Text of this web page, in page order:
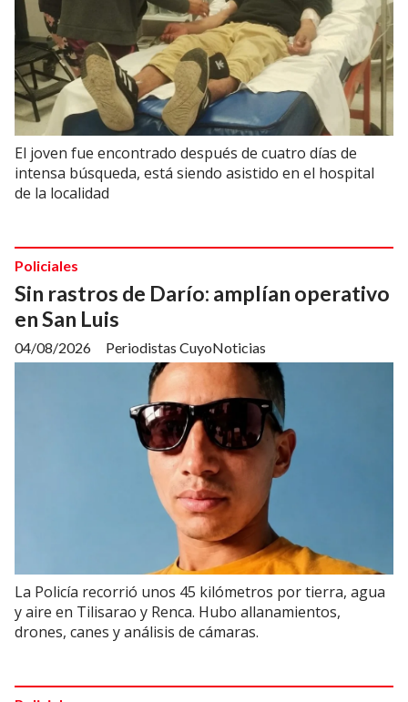
El joven fue encontrado después de cuatro días de
intensa búsqueda, está siendo asistido en el hospital
de la localidad
Sin rastros de Darío: amplían operativo
en San Luis
Periodistas CuyoNoticias
Policiales
04/08/2026
La Policía recorrió unos 45 kilómetros por tierra, agua
y aire en Tilisarao y Renca. Hubo allanamientos,
drones, canes y análisis de cámaras.